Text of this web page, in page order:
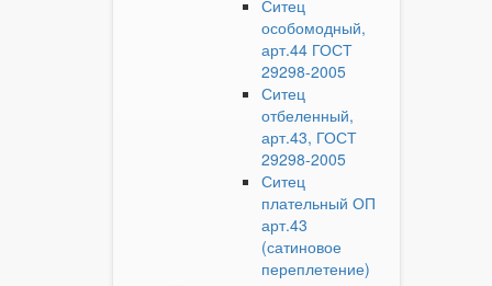
Ситец
особомодный,
арт.44 ГОСТ
29298-2005
Ситец
отбеленный,
арт.43, ГОСТ
29298-2005
Ситец
плательный ОП
арт.43
(сатиновое
переплетение)